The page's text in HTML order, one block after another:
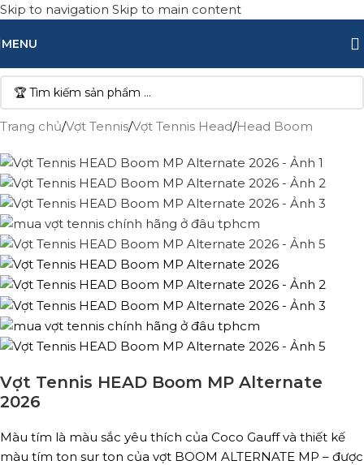
Skip to navigation Skip to main content
MENU
Trang chủ/Vợt Tennis/Vợt Tennis Head/Head Boom
Vợt Tennis HEAD Boom MP Alternate
2026
Màu tím là màu sắc yêu thích của Coco Gauff và thiết kế
màu tím ton sur ton của vợt BOOM ALTERNATE MP – được